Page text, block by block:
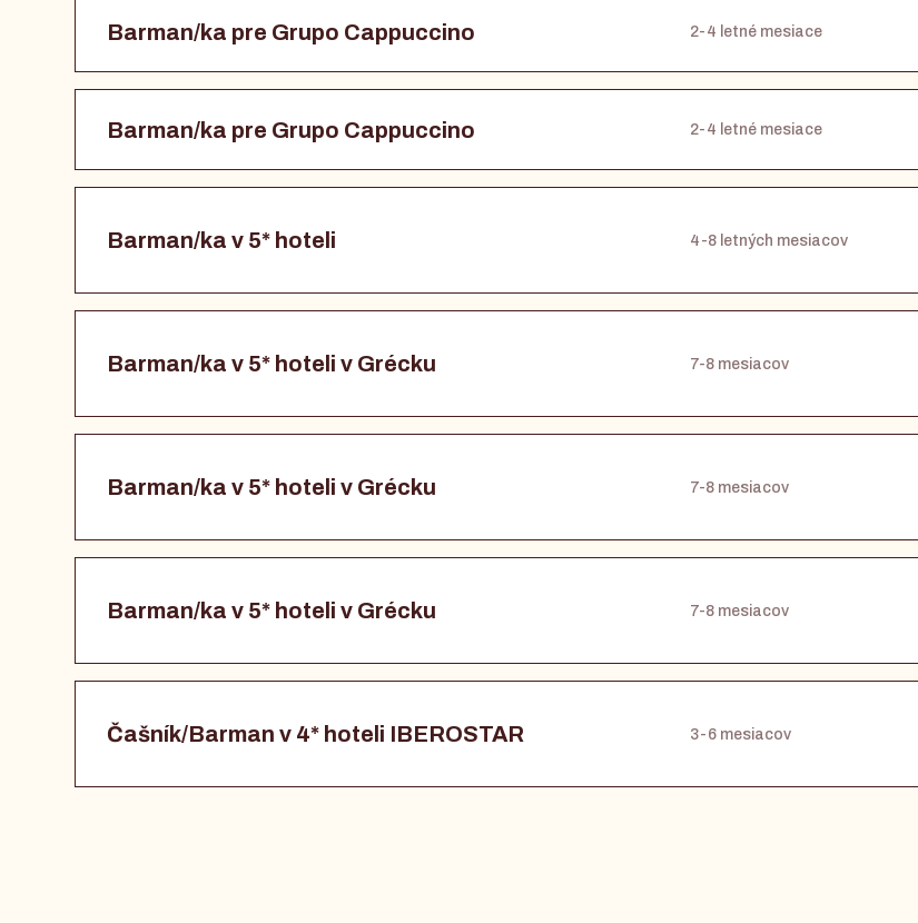
Barman/ka pre Grupo Cappuccino 2-4 letné mesiace
Barman/ka pre Grupo Cappuccino 2-4 letné mesiace
Barman/ka v 5* hoteli 4-8 letných mesiacov
Barman/ka v 5* hoteli v Grécku 7-8 mesiacov
Barman/ka v 5* hoteli v Grécku 7-8 mesiacov
Barman/ka v 5* hoteli v Grécku 7-8 mesiacov
Čašník/Barman v 4* hoteli IBEROSTAR 3-6 mesiacov